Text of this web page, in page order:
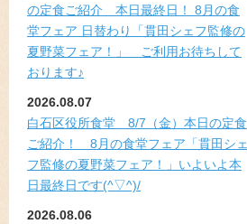
の定食ご紹介 本日最終日！ 8月の食
堂フェア 日替わり「貫田シェフ監修の
夏野菜フェア！」 ご利用お待ちして
おります♪
2026.08.07
白石区役所食堂 8/7（金）本日の定食
ご紹介！ 8月の食堂フェア「貫田シェ
フ監修の夏野菜フェア！」いよいよ本
日最終日です(^▽^)/
2026.08.06